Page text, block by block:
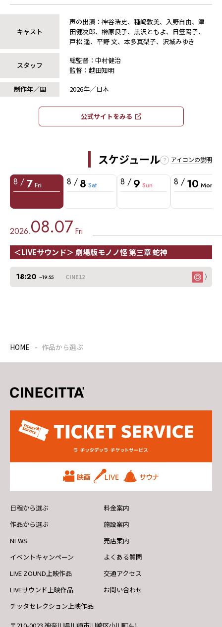
キャスト
声の出演：神谷浩史、種﨑敦美、入野自由、津
田健次郎、榊󠄀原良子、黒沢ともよ、日笠陽子、
戸松 遥、平野 文、本多真梨子、沢城みゆき
スタッフ
総監督：中村健治
監督：越田知明
制作年／国
2026年／日本
公式サイトをみる​​
スケジュール アイコンの説明
8 / 7 Fri 8 / 8 Sat 8 / 9 Sun 8 / 10 Mon
2026.08.07Fri
＜LIVEサウンド＞ 劇場版モノノ怪 第三章 蛇神
18:20 ~19:55 CINE12
HOME 作品から選ぶ
日程から選ぶ
作品から選ぶ
NEWS
イベントキャンペーン
LIVE ZOUND上映作品
LIVEサウンド上映作品
チッタセレクション上映作品
料金案内
施設案内
売店案内
よくある質問
交通アクセス
お問い合わせ